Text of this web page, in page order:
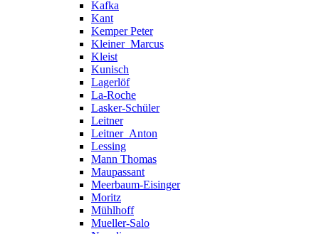
Kafka
Kant
Kemper Peter
Kleiner_Marcus
Kleist
Kunisch
Lagerlöf
La-Roche
Lasker-Schüler
Leitner
Leitner_Anton
Lessing
Mann Thomas
Maupassant
Meerbaum-Eisinger
Moritz
Mühlhoff
Mueller-Salo